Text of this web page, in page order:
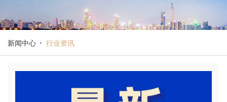
新闻中心 行业资讯